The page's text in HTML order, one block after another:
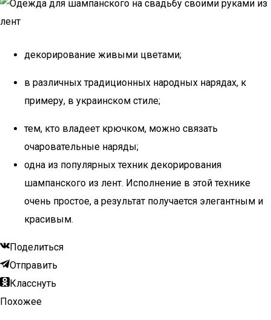
декорирование живыми цветами;
в различных традиционных народных нарядах, к
примеру, в украинском стиле;
тем, кто владеет крючком, можно связать
очаровательные наряды;
одна из популярных техник декорирования
шампанского из лент. Исполнение в этой технике
очень простое, а результат получается элегантным и
красивым.
Поделиться
Отправить
Класснуть
Похожее